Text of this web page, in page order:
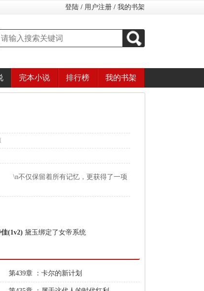
登陆 / 用户注册 / 我的书架
完本小说 排行榜 我的书架
\n不仅保留着所有记忆，更获得了一项
(1v2) 黛玉绑定了女帝系统
第439章 ：卡尔的新计划